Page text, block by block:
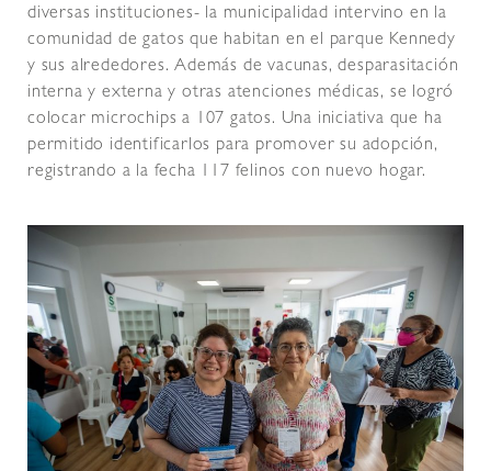
diversas instituciones- la municipalidad intervino en la
comunidad de gatos que habitan en el parque Kennedy
y sus alrededores. Además de vacunas, desparasitación
interna y externa y otras atenciones médicas, se logró
colocar microchips a 107 gatos. Una iniciativa que ha
permitido identificarlos para promover su adopción,
registrando a la fecha 117 felinos con nuevo hogar.